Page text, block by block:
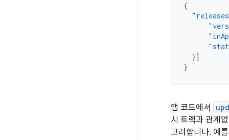
{
}]
}
앱 코드에서
시 트랙과 관계
고려합니다. 예